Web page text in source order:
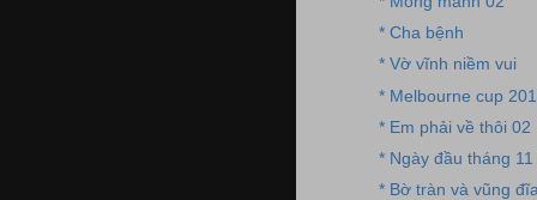
* Cha bệnh
* Vờ vĩnh niềm vui
* Melbourne cup
* Em phải về thôi 02
* Ngày đầu tháng 11
* Bờ tràn và vũng